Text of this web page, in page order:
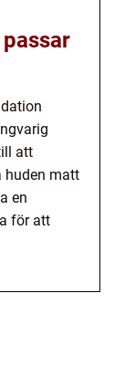
att
huden matt
en
för att